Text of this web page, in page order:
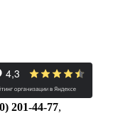
201-44-77,